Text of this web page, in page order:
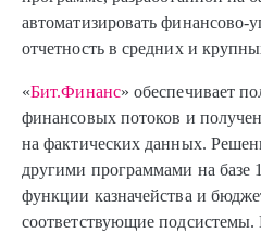
автоматизировать финансово-
отчетность в средних и
«Бит.Финанс» обеспечивает
финансовых потоков и
на фактических данных.
другими программами на
функции казначейства и
соответствующие подсистемы.